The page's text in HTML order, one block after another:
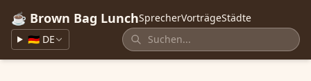
☕ Brown Bag LunchSprecherVorträgeStädte
🇩🇪 DE